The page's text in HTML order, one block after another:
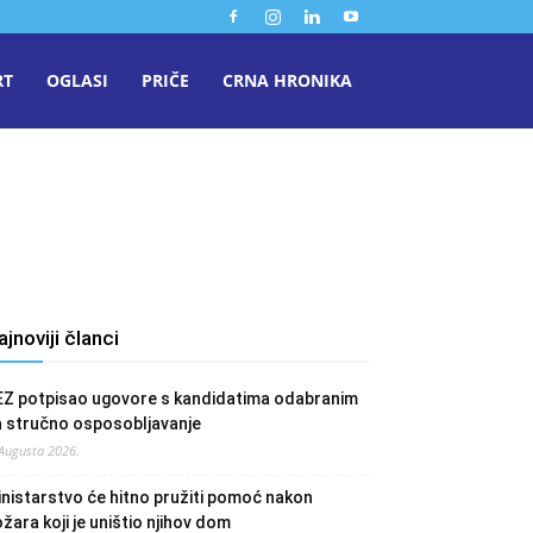
OGLASI PRIČE CRNA HRONIKA
članci
potpisao ugovore s kandidatima odabranim
stručno osposobljavanje
2026.
će hitno pružiti pomoć nakon
koji je uništio njihov dom